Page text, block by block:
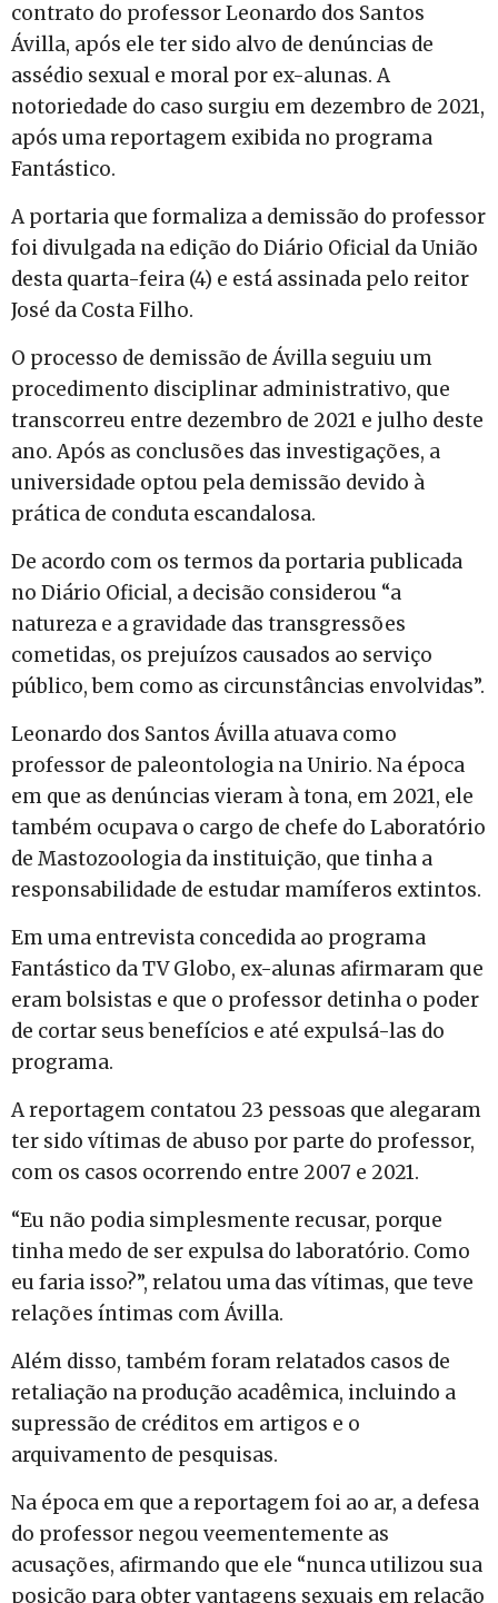
contrato do professor Leonardo dos Santos
Ávilla, após ele ter sido alvo de denúncias de
assédio sexual e moral por ex-alunas. A
notoriedade do caso surgiu em dezembro de 2021,
após uma reportagem exibida no programa
Fantástico.
A portaria que formaliza a demissão do professor
foi divulgada na edição do Diário Oficial da União
desta quarta-feira (4) e está assinada pelo reitor
José da Costa Filho.
O processo de demissão de Ávilla seguiu um
procedimento disciplinar administrativo, que
transcorreu entre dezembro de 2021 e julho deste
ano. Após as conclusões das investigações, a
universidade optou pela demissão devido à
prática de conduta escandalosa.
De acordo com os termos da portaria publicada
no Diário Oficial, a decisão considerou “a
natureza e a gravidade das transgressões
cometidas, os prejuízos causados ao serviço
público, bem como as circunstâncias envolvidas”.
Leonardo dos Santos Ávilla atuava como
professor de paleontologia na Unirio. Na época
em que as denúncias vieram à tona, em 2021, ele
também ocupava o cargo de chefe do Laboratório
de Mastozoologia da instituição, que tinha a
responsabilidade de estudar mamíferos extintos.
Em uma entrevista concedida ao programa
Fantástico da TV Globo, ex-alunas afirmaram que
eram bolsistas e que o professor detinha o poder
de cortar seus benefícios e até expulsá-las do
programa.
A reportagem contatou 23 pessoas que alegaram
ter sido vítimas de abuso por parte do professor,
com os casos ocorrendo entre 2007 e 2021.
“Eu não podia simplesmente recusar, porque
tinha medo de ser expulsa do laboratório. Como
eu faria isso?”, relatou uma das vítimas, que teve
relações íntimas com Ávilla.
Além disso, também foram relatados casos de
retaliação na produção acadêmica, incluindo a
supressão de créditos em artigos e o
arquivamento de pesquisas.
Na época em que a reportagem foi ao ar, a defesa
do professor negou veementemente as
acusações, afirmando que ele “nunca utilizou sua
posição para obter vantagens sexuais em relação